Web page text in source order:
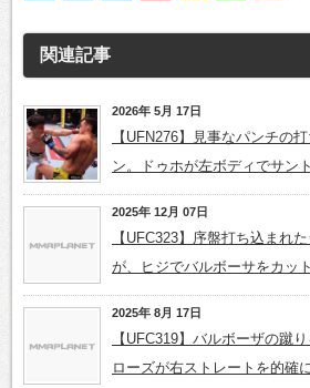
関連記事
2026年 5月 17日
【UFN276】見事なパンチの
ン。ドゥホが左ボディでサン
2025年 12月 07日
【UFC323】序盤打ち込まれ
が、ヒジでバルボーサをカッ
2025年 8月 17日
【UFC319】バルボーザの蹴
ローズが右ストレートを的確